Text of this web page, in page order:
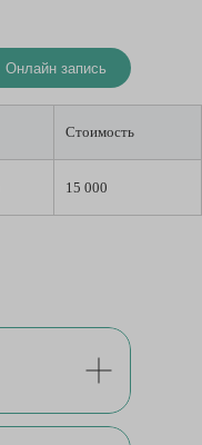
Онлайн запись
Стоимость
15 000